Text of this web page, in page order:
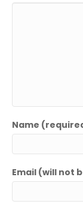
Name
Email (will not